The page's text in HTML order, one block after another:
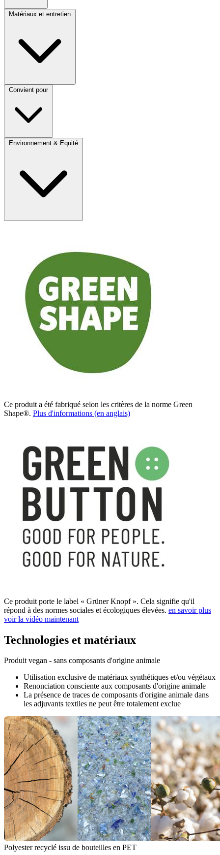
Matériaux et entretien
Convient pour
Environnement & Equité
Ce produit a été fabriqué selon les critères de la norme Green
Shape®. Plus d'informations (en anglais)
Ce produit porte le label « Grüner Knopf ». Cela signifie qu'il
répond à des normes sociales et écologiques élevées. en savoir plus
voir la vidéo maintenant
Technologies et matériaux
Produit vegan - sans composants d'origine animale
Utilisation exclusive de matériaux synthétiques et/ou végétaux
Renonciation consciente aux composants d'origine animale
La présence de traces de composants d'origine animale dans
les adjuvants textiles ne peut être totalement exclue
Polyester recyclé issu de bouteilles en PET